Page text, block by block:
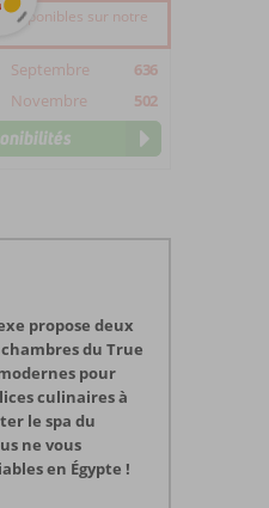
disponibles sur notre
Septembre
636
Novembre 502
propose deux
du True
pour
culinaires à
le spa du
ne vous
en Égypte !